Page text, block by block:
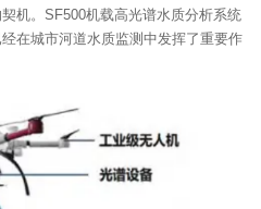
机。SF500机载高光谱水质分析系统
在城市河道水质监测中发挥了重要作